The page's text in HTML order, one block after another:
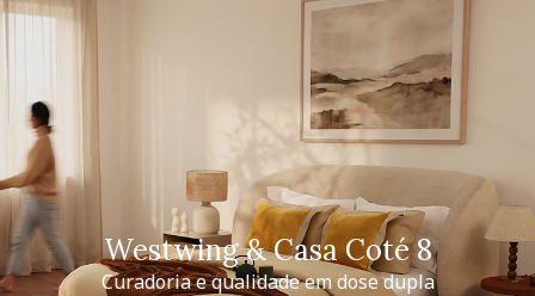
Westwing & Casa Coté 8
Curadoria e qualidade em dose dupla